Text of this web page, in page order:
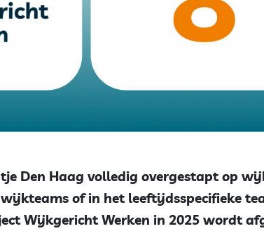
Den Haag volledig overgestapt op
of in het leeftijdsspecifieke
Wijkgericht Werken in 2025 wordt